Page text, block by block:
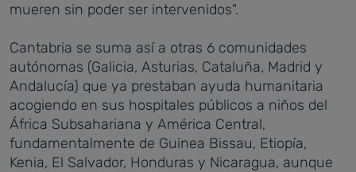
mueren sin poder ser intervenidos".
Cantabria se suma así a otras 6 comunidades
autónomas (Galicia, Asturias, Cataluña, Madrid y
Andalucía) que ya prestaban ayuda humanitaria
acogiendo en sus hospitales públicos a niños del
África Subsahariana y América Central,
fundamentalmente de Guinea Bissau, Etiopía,
Kenia, El Salvador, Honduras y Nicaragua, aunque